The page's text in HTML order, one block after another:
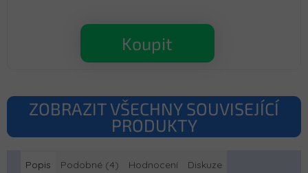
Koupit
ZOBRAZIT VŠECHNY SOUVISEJÍCÍ
PRODUKTY
Popis Podobné (4) Hodnocení Diskuze